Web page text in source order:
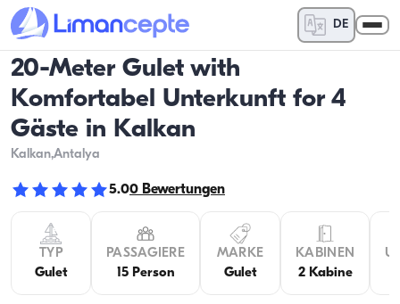
DE
20-Meter Gulet with
Komfortabel Unterkunft for 4
Gäste in Kalkan
Kalkan,Antalya
5.00 Bewertungen
TYP
Gulet
PASSAGIERE
15 Person
MARKE
Gulet
KABINEN
2 Kabine